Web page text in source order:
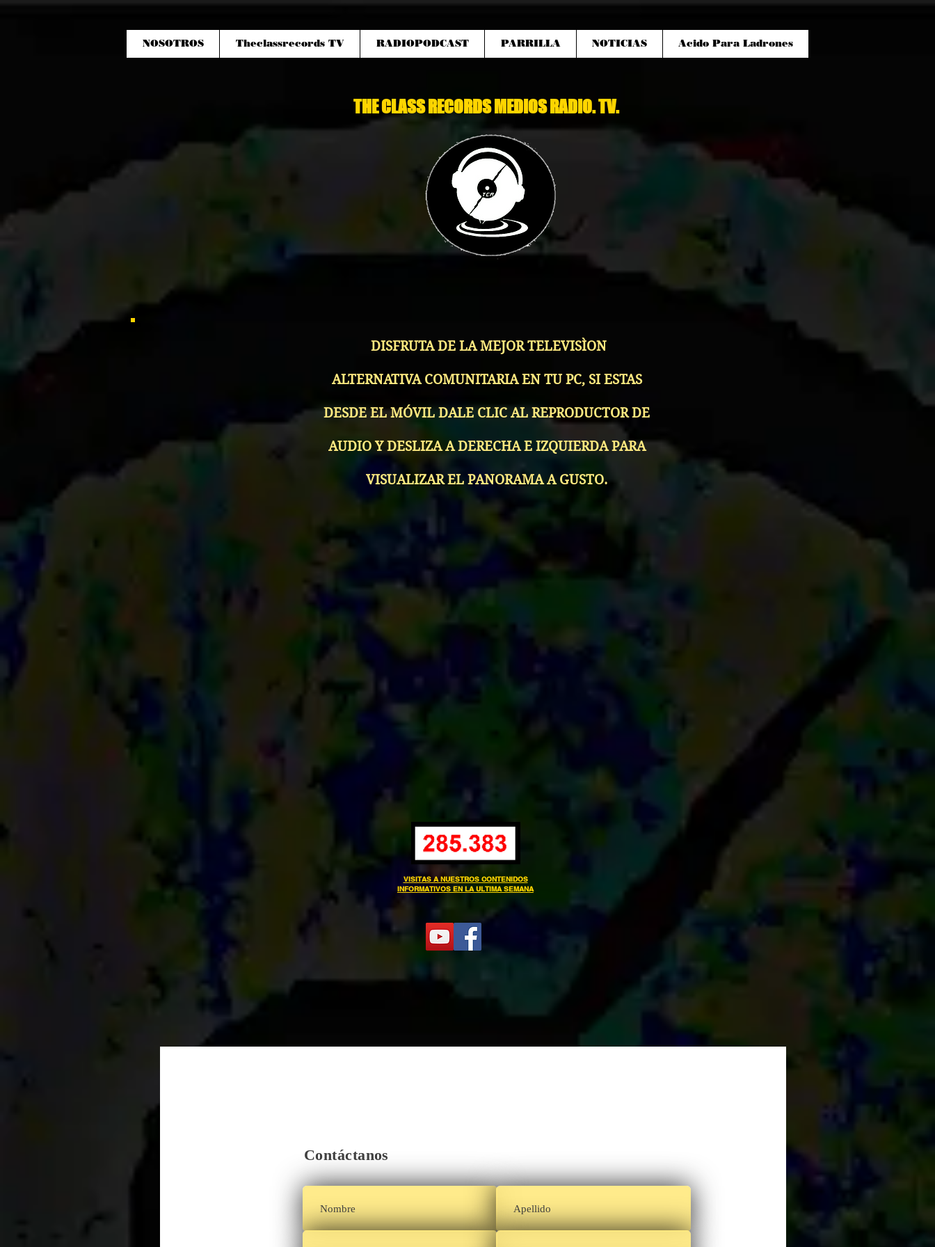
NOSOTROS Theclassrecords TV RADIOPODCAST PARRILLA NOTICIAS Acido Para Ladrones
THE CLASS RECORDS MEDIOS RADIO. TV.
DISFRUTA DE LA MEJOR TELEVISÌON
ALTERNATIVA COMUNITARIA EN TU PC, SI ESTAS
DESDE ELMÓVIL DALE CLIC AL REPRODUCTOR DE
AUDIO Y DESLIZA A DERECHA E IZQUIERDA PARA
VISUALIZAR EL PANORAMA A GUSTO.
VISITAS A NUESTROS CONTENIDOS
INFORMATIVOS EN LA ULTIMA SEMANA
Contáctanos